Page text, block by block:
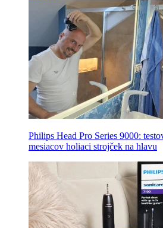
Philips Head Pro Series 9000:
mesiacov holiaci strojček na hlavu